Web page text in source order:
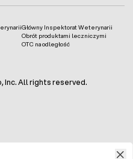
Główny Inspektorat Weterynarii
Obrót produktami leczniczymi
OTC na odległość
All rights reserved.